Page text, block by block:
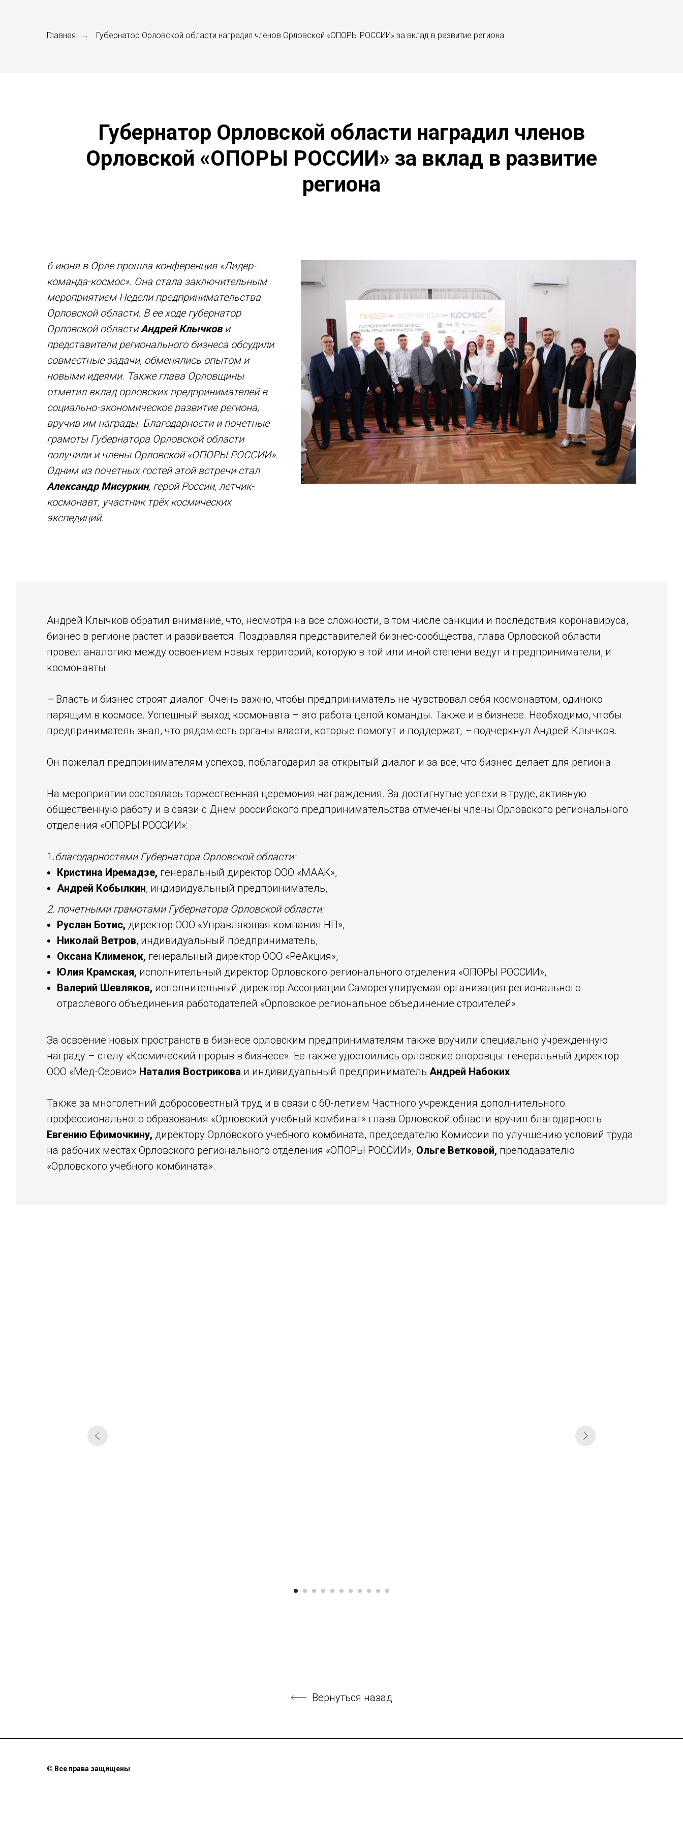
Главная → Губернатор Орловской области наградил членов Орловской «ОПОРЫ РОССИИ» за вклад в развитие региона
Губернатор Орловской области наградил членов
Орловской «ОПОРЫ РОССИИ» за вклад в развитие
региона
6 июня в Орле прошла конференция «Лидер-
команда-космос». Она стала заключительным
мероприятием Недели предпринимательства
Орловской области. В ее ходе губернатор
Орловской областиАндрей Клычков и
представители регионального бизнеса обсудили
совместные задачи, обменялись опытом и
новыми идеями. Также глава Орловщины
отметил вклад орловских предпринимателей в
социально-экономическое развитие региона,
вручив им награды. Благодарности и почетные
грамоты Губернатора Орловской области
получили и члены Орловской «ОПОРЫ РОССИИ».
Одним из почетных гостей этой встречи стал
Александр Мисуркин, герой России, летчик-
космонавт, участник трёх космических
экспедиций.
Андрей Клычков обратил внимание, что, несмотря на все сложности, в том числе санкции и последствия коронавируса,
бизнес в регионе растет и развивается. Поздравляя представителей бизнес-сообщества, глава Орловской области
провел аналогию между освоением новых территорий, которую в той или иной степени ведут и предприниматели, и
космонавты.
– Власть и бизнес строят диалог. Очень важно, чтобы предприниматель не чувствовал себя космонавтом, одиноко
парящим в космосе. Успешный выход космонавта – это работа целой команды. Также и в бизнесе. Необходимо, чтобы
предприниматель знал, что рядом есть органы власти, которые помогут и поддержат, – подчеркнул Андрей Клычков.
Он пожелал предпринимателям успехов, поблагодарил за открытый диалог и за все, что бизнес делает для региона.
На мероприятии состоялась торжественная церемония награждения. За достигнутые успехи в труде, активную
общественную работу и в связи с Днем российского предпринимательства отмечены члены Орловского регионального
отделения «ОПОРЫ РОССИИ»:
1.благодарностями Губернатора Орловской области:
Кристина Иремадзе, генеральный директор ООО «МААК»,
Андрей Кобылкин, индивидуальный предприниматель,
2. почетными грамотами Губернатора Орловской области:
Руслан Ботис, директор ООО «Управляющая компания НП»,
Николай Ветров, индивидуальный предприниматель,
Оксана Клименок, генеральный директор ООО «РеАкция»,
Юлия Крамская, исполнительный директор Орловского регионального отделения «ОПОРЫ РОССИИ»,
Валерий Шевляков, исполнительный директор Ассоциации Саморегулируемая организация регионального
отраслевого объединения работодателей «Орловское региональное объединение строителей».
За освоение новых пространств в бизнесе орловским предпринимателям также вручили специально учрежденную
награду – стелу «Космический прорыв в бизнесе». Ее также удостоились орловские опоровцы: генеральный директор
ООО «Мед-Сервис» Наталия Вострикова и индивидуальный предприниматель Андрей Набоких.
Также за многолетний добросовестный труд и в связи с 60-летием Частного учреждения дополнительного
профессионального образования «Орловский учебный комбинат» глава Орловской области вручил благодарность
Евгению Ефимочкину, директору Орловского учебного комбината, председателю Комиссии по улучшению условий труда
на рабочих местах Орловского регионального отделения «ОПОРЫ РОССИИ», Ольге Ветковой, преподавателю
«Орловского учебного комбината».
Вернуться назад
© Все права защищены